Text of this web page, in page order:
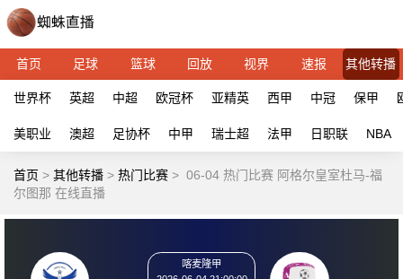
首页 足球 篮球 回放 视界 速报 其他转播
世界杯 英超 中超 欧冠杯 亚精英 西甲 中冠 保甲
美职业 澳超 足协杯 中甲 瑞士超 法甲 日职联 NBA
首页 > 其他转播 > 热门比赛 > 06-04 热门比赛 阿格尔皇室杜马-福
尔图那 在线直播